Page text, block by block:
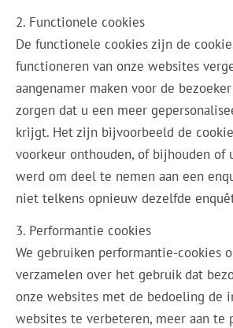
2. Functionele cookies
De functionele cookies zijn de
functioneren van onze websites
aangenamer maken voor de
zorgen dat u een meer
krijgt. Het zijn bijvoorbeeld de
voorkeur onthouden, of bijhouden of
werd om deel te nemen aan een
niet telkens opnieuw dezelfde
3. Performantie cookies
We gebruiken performantie-cookies
verzamelen over het gebruik dat
onze websites met de bedoeling de
websites te verbeteren, meer aan te